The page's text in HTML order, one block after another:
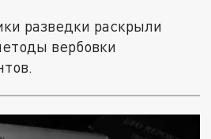
разведки раскрыли
вербовки